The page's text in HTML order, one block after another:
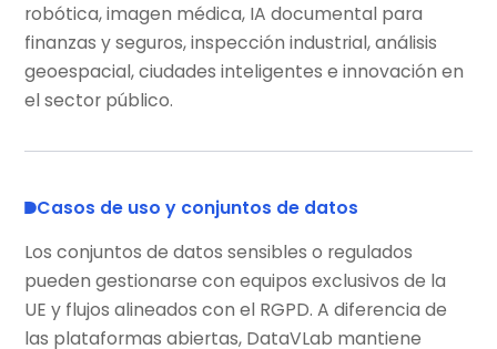
robótica, imagen médica, IA documental para
finanzas y seguros, inspección industrial, análisis
geoespacial, ciudades inteligentes e innovación en
el sector público.
Casos de uso y conjuntos de datos
Los conjuntos de datos sensibles o regulados
pueden gestionarse con equipos exclusivos de la
UE y flujos alineados con el RGPD. A diferencia de
las plataformas abiertas, DataVLab mantiene